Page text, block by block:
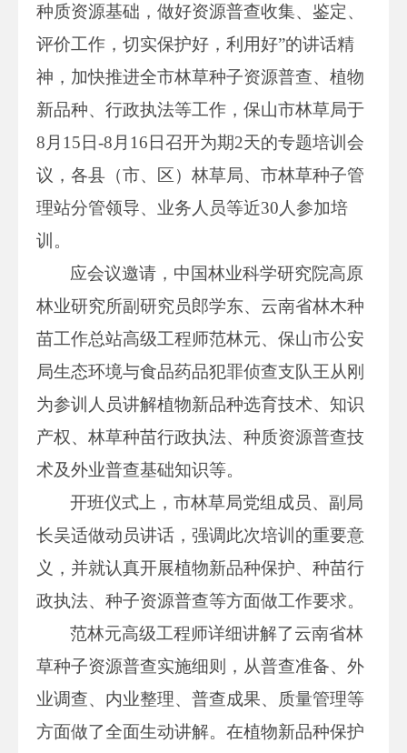
种质资源基础，做好资源普查收集、鉴定、
评价工作，切实保护好，利用好”的讲话精
神，加快推进全市林草种子资源普查、植物
新品种、行政执法等工作，保山市林草局于
8月15日-8月16日召开为期2天的专题培训会
议，各县（市、区）林草局、市林草种子管
理站分管领导、业务人员等近30人参加培
训。
应会议邀请，中国林业科学研究院高原
林业研究所副研究员郎学东、云南省林木种
苗工作总站高级工程师范林元、保山市公安
局生态环境与食品药品犯罪侦查支队王从刚
为参训人员讲解植物新品种选育技术、知识
产权、林草种苗行政执法、种质资源普查技
术及外业普查基础知识等。
开班仪式上，市林草局党组成员、副局
长吴适做动员讲话，强调此次培训的重要意
义，并就认真开展植物新品种保护、种苗行
政执法、种子资源普查等方面做工作要求。
范林元高级工程师详细讲解了云南省林
草种子资源普查实施细则，从普查准备、外
业调查、内业整理、普查成果、质量管理等
方面做了全面生动讲解。在植物新品种保护